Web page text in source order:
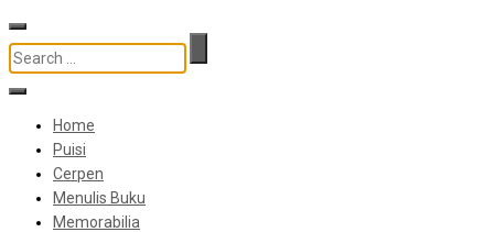
Home
Puisi
Cerpen
Menulis Buku
Memorabilia